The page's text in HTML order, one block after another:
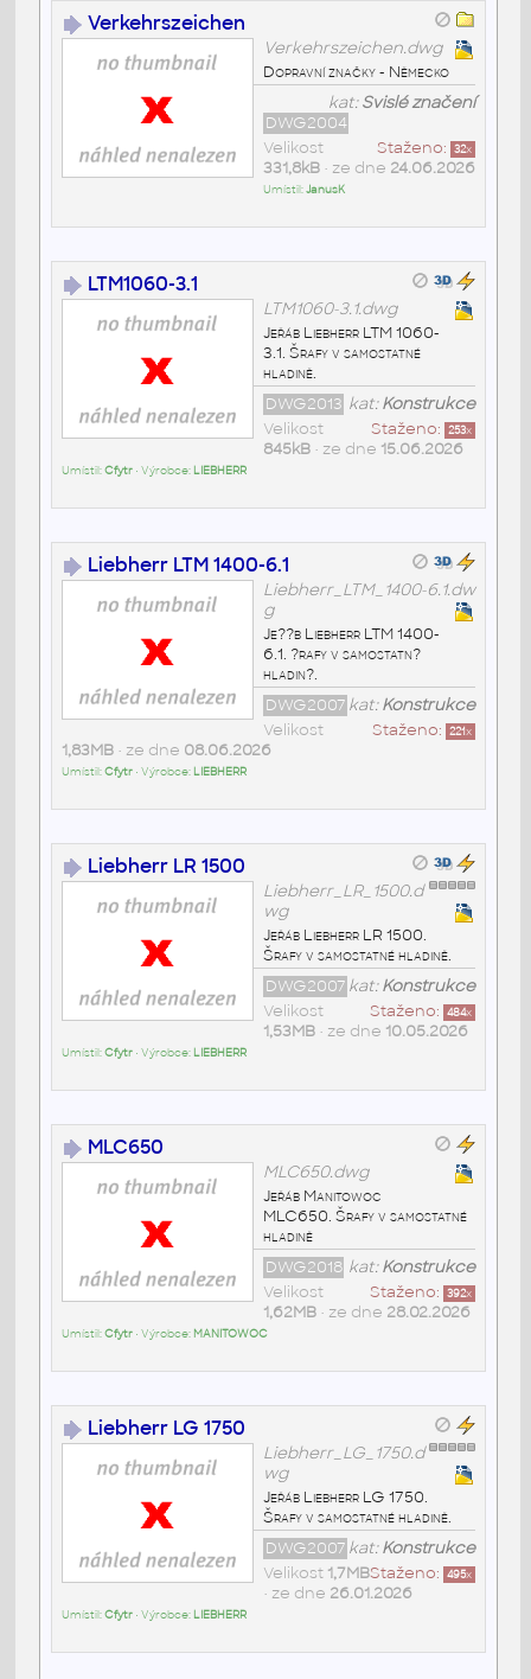
Verkehrszeichen
Verkehrszeichen.dwg
Dopravní značky - Německo
kat:Svislé značení
DWG2004
Staženo: 32x
Velikost
331,8kB• ze dne 24.06.2026
Umístil:JanusK
LTM1060-3.1
LTM1060-3.1.dwg
Jeřáb Liebherr LTM 1060-
3.1. Šrafy v samostatné
hladině.
kat:Konstrukce
DWG2013
Staženo: 253x
Velikost
845kB• ze dne 15.06.2026
Umístil:Cfytr• Výrobce: LIEBHERR
Liebherr LTM 1400-6.1
Liebherr_LTM_1400-6.1.dw
g
Je??b Liebherr LTM 1400-
6.1. ?rafy v samostatn?
hladin?.
kat:Konstrukce
DWG2007
Staženo: 221x
Velikost
1,83MB• ze dne 08.06.2026
Umístil:Cfytr• Výrobce: LIEBHERR
Liebherr LR 1500
Liebherr_LR_1500.d
wg
Jeřáb Liebherr LR 1500.
Šrafy v samostatné hladině.
kat:Konstrukce
DWG2007
Staženo: 484x
Velikost
1,53MB• ze dne 10.05.2026
Umístil:Cfytr• Výrobce: LIEBHERR
MLC650
MLC650.dwg
Jeřáb Manitowoc
MLC650. Šrafy v samostatné
hladině
kat:Konstrukce
DWG2018
Staženo: 392x
Velikost
1,62MB• ze dne 28.02.2026
Umístil:Cfytr• Výrobce: MANITOWOC
Liebherr LG 1750
Liebherr_LG_1750.d
wg
Jeřáb Liebherr LG 1750.
Šrafy v samostatné hladině.
kat:Konstrukce
DWG2007
Staženo: 495x
Velikost 1,7MB
• ze dne 26.01.2026
Umístil:Cfytr• Výrobce: LIEBHERR